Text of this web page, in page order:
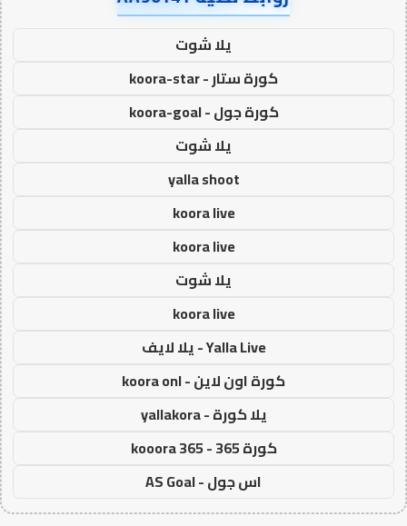
يلا شوت
كورة ستار - koora-star
كورة جول - koora-goal
يلا شوت
yalla shoot
koora live
koora live
يلا شوت
koora live
Yalla Live - يلا لايف
كورة اون لاين - koora onl
يلا كورة - yallakora
كورة 365 - kooora 365
اس جول - AS Goal